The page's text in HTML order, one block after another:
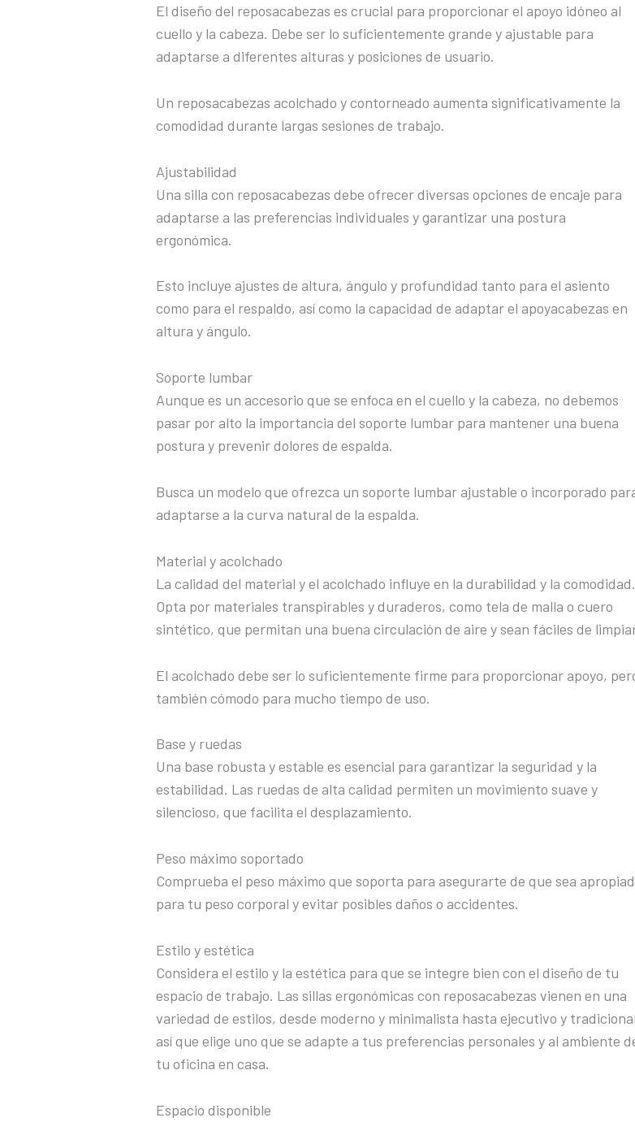
El diseño del reposacabezas es crucial para proporcionar el apoyo idóneo al
cuello y la cabeza. Debe ser lo suficientemente grande y ajustable para
adaptarse a diferentes alturas y posiciones de usuario.
Un reposacabezas acolchado y contorneado aumenta significativamente la
comodidad durante largas sesiones de trabajo.
Ajustabilidad
Una silla con reposacabezas debe ofrecer diversas opciones de encaje para
adaptarse a las preferencias individuales y garantizar una postura
ergonómica.
Esto incluye ajustes de altura, ángulo y profundidad tanto para el asiento
como para el respaldo, así como la capacidad de adaptar el apoyacabezas en
altura y ángulo.
Soporte lumbar
Aunque es un accesorio que se enfoca en el cuello y la cabeza, no debemos
pasar por alto la importancia del soporte lumbar para mantener una buena
postura y prevenir dolores de espalda.
Busca un modelo que ofrezca un soporte lumbar ajustable o incorporado
adaptarse a la curva natural de la espalda.
Material y acolchado
La calidad del material y el acolchado influye en la durabilidad y la comodidad.
Opta por materiales transpirables y duraderos, como tela de malla o cuero
sintético, que permitan una buena circulación de aire y sean fáciles de
El acolchado debe ser lo suficientemente firme para proporcionar apoyo,
también cómodo para mucho tiempo de uso.
Base y ruedas
Una base robusta y estable es esencial para garantizar la seguridad y la
estabilidad. Las ruedas de alta calidad permiten un movimiento suave y
silencioso, que facilita el desplazamiento.
Peso máximo soportado
Comprueba el peso máximo que soporta para asegurarte de que sea
para tu peso corporal y evitar posibles daños o accidentes.
Estilo y estética
Considera el estilo y la estética para que se integre bien con el diseño de tu
espacio de trabajo. Las sillas ergonómicas con reposacabezas vienen en una
variedad de estilos, desde moderno y minimalista hasta ejecutivo y
así que elige uno que se adapte a tus preferencias personales y al ambiente
tu oficina en casa.
Espacio disponible